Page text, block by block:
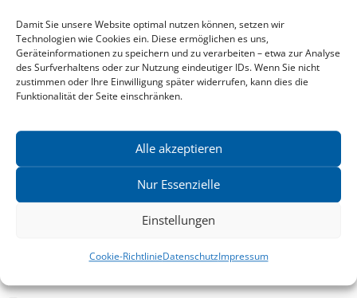
Damit Sie unsere Website optimal nutzen können, setzen wir
Technologien wie Cookies ein. Diese ermöglichen es uns,
Geräteinformationen zu speichern und zu verarbeiten – etwa zur Analyse
des Surfverhaltens oder zur Nutzung eindeutiger IDs. Wenn Sie nicht
zustimmen oder Ihre Einwilligung später widerrufen, kann dies die
Funktionalität der Seite einschränken.
Alle akzeptieren
Nur Essenzielle
Einstellungen
Cookie-RichtlinieDatenschutzImpressum
Aktuelle Vorschau
Entdecken Sie das aktuelle zu-Klampen!-Verlagsprogramm.
Hier finden Sie die Verlagsvorschau – einfach direkt online
reinlesen oder herunterladen.
Download: Vorschau zu Klampen! Herbst 2026
Mehr aktuelle Vorschauen ansehen
News zu aktuellen Neuheiten und Nachrichten im zu Klampen!
Verlag – jederzeit wieder abbestellbar.
Kritische Theorie / Philosophie